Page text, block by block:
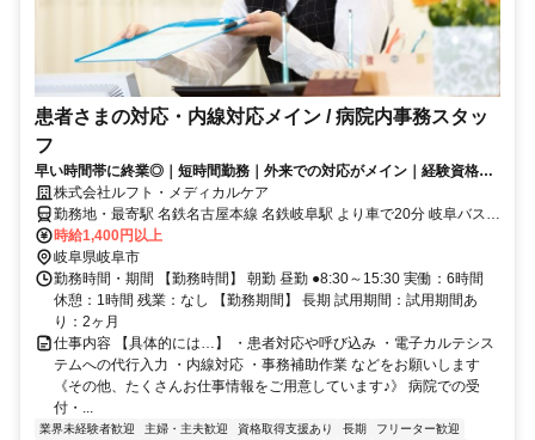
患者さまの対応・内線対応メイン / 病院内事務スタッ
フ
早い時間帯に終業◎｜短時間勤務｜外来での対応がメイン｜経験資格不
問｜20代～60代のスタッフが活躍中
株式会社ルフト・メディカルケア
勤務地・最寄駅 名鉄名古屋本線 名鉄岐阜駅 より車で20分 岐阜バス
岐阜大学病院 徒歩1分 ※車・バイク・自転車通勤OK
時給1,400円以上
岐阜県岐阜市
勤務時間・期間 【勤務時間】 朝勤 昼勤 ●8:30～15:30 実働：6時間
休憩：1時間 残業：なし 【勤務期間】 長期 試用期間：試用期間あ
り：2ヶ月
仕事内容 【具体的には…】 ・患者対応や呼び込み ・電子カルテシス
テムへの代行入力 ・内線対応 ・事務補助作業 などをお願いします
《その他、たくさんお仕事情報をご用意しています♪》 病院での受
付・...
業界未経験者歓迎 主婦・主夫歓迎 資格取得支援あり 長期
フリーター歓迎